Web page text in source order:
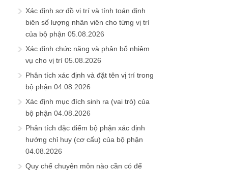
Xác định sơ đồ vị trí và tính toán định
biên số lượng nhân viên cho từng vị trí
của bộ phận 05.08.2026
Xác định chức năng và phân bổ nhiệm
vụ cho vị trí 05.08.2026
Phân tích xác định và đặt tên vị trí trong
bộ phận 04.08.2026
Xác định mục đích sinh ra (vai trò) của
bộ phận 04.08.2026
Phân tích đặc điểm bộ phận xác định
hướng chỉ huy (cơ cấu) của bộ phận
04.08.2026
Quy chế chuyên môn nào cần có để